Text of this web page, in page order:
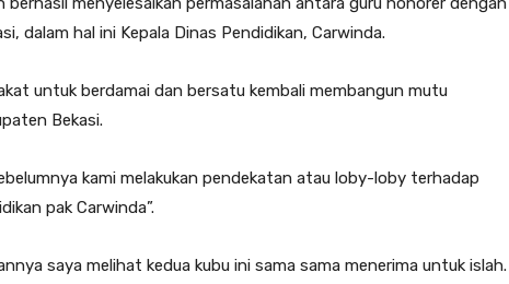
dalam hal ini Kepala Dinas Pendidikan, Carwinda.
untuk berdamai dan bersatu kembali membangun mutu
Bekasi.
kami melakukan pendekatan atau loby-loby terhadap
pak Carwinda”.
saya melihat kedua kubu ini sama sama menerima untuk islah.